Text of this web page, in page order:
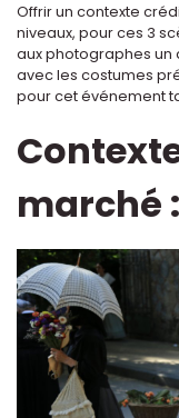
Offrir un contexte
niveaux, pour ces 3
aux photographes
avec les costumes
pour cet événement
marché :